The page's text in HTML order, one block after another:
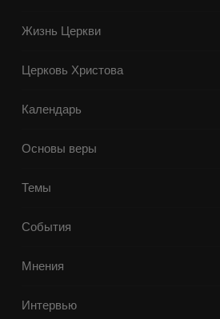
Жизнь Церкви
Церковь Христова
Календарь
Основы веры
Темы
События
Мнения
Интервью